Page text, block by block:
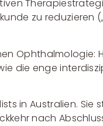
zu reduzieren
Ophthalmologie:
die enge
in Australien. Sie
nach